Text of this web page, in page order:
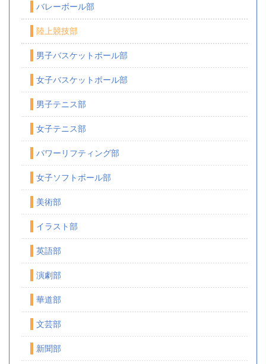
バレーボール部
陸上競技部
男子バスケットボール部
女子バスケットボール部
男子テニス部
女子テニス部
パワーリフティング部
女子ソフトボール部
美術部
イラスト部
英語部
演劇部
華道部
文芸部
新聞部